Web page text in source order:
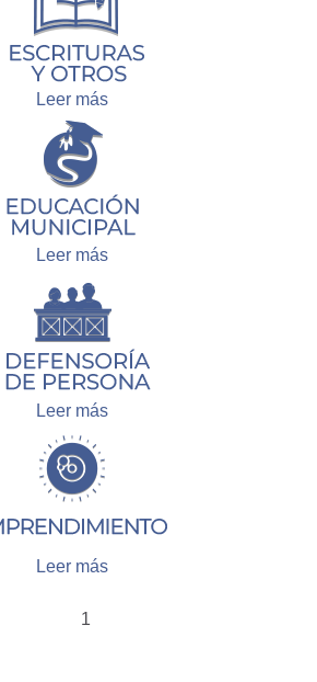
Leer más
Leer más
Leer más
Leer más
1